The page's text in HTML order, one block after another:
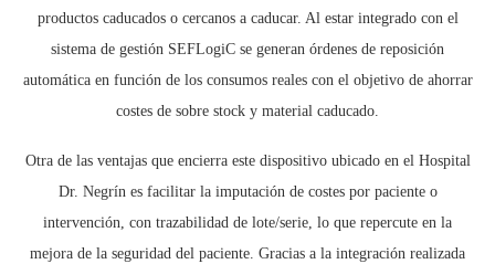
productos caducados o cercanos a caducar. Al estar integrado con el
sistema de gestión SEFLogiC se generan órdenes de reposición
automática en función de los consumos reales con el objetivo de ahorrar
costes de sobre stock y material caducado.
Otra de las ventajas que encierra este dispositivo ubicado en el Hospital
Dr. Negrín es facilitar la imputación de costes por paciente o
intervención, con trazabilidad de lote/serie, lo que repercute en la
mejora de la seguridad del paciente. Gracias a la integración realizada